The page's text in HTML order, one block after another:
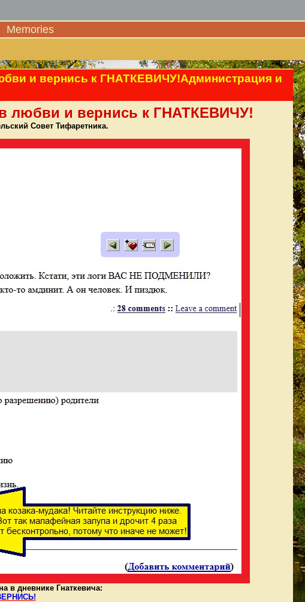
Memories
и вернись к ГНАТКЕВИЧУ!Администрация и
любви и вернись к ГНАТКЕВИЧУ!
Совет Тифаретника.
в дневнике Гнаткевича: